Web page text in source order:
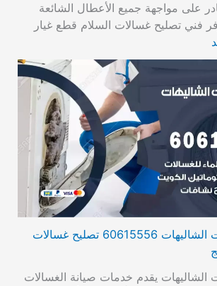
على مواجهة جميع الأعطال الشائعة
فني تصليح غسالات السلام قطع غيار
فني تصليح غسالات الشاليهات 60615556 تصليح غسالات
الشاليهات يقدم خدمات صيانة الغسالات